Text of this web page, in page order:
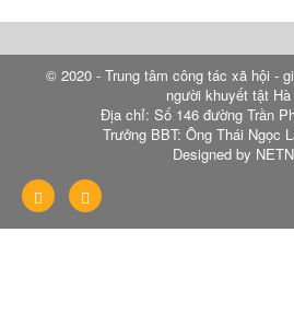
© 2020 - Trung tâm công tác xã hội -
người khuyết tật
Địa chỉ: Số 146 đường Trần
Trưởng BBT: Ông Thái Ngọc
Designed by